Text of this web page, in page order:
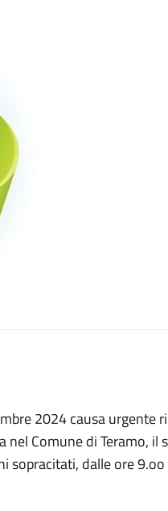
2024 causa urgente
Comune di Teramo, il
sopracitati, dalle ore